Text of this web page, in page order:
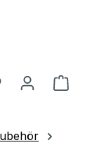
Du hast 0